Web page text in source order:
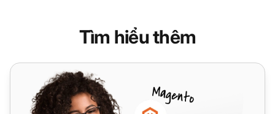
Tìm hiểu thêm
Salesforce